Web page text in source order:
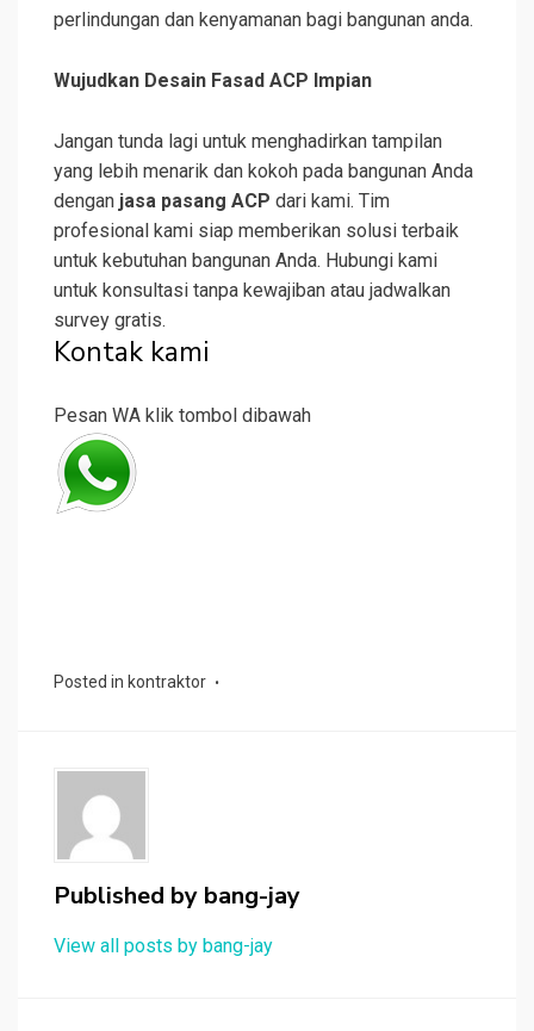
perlindungan dan kenyamanan bagi bangunan anda.
Wujudkan Desain Fasad ACP Impian
Jangan tunda lagi untuk menghadirkan tampilan
yang lebih menarik dan kokoh pada bangunan Anda
dengan jasa pasang ACP dari kami. Tim
profesional kami siap memberikan solusi terbaik
untuk kebutuhan bangunan Anda. Hubungi kami
untuk konsultasi tanpa kewajiban atau jadwalkan
survey gratis.
Kontak kami
Pesan WA klik tombol dibawah
Posted in kontraktor
Published by bang-jay
View all posts by bang-jay